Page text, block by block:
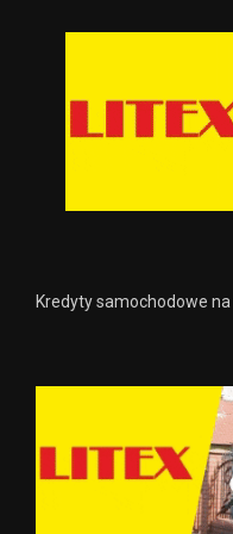
Kredyty samochodowe na